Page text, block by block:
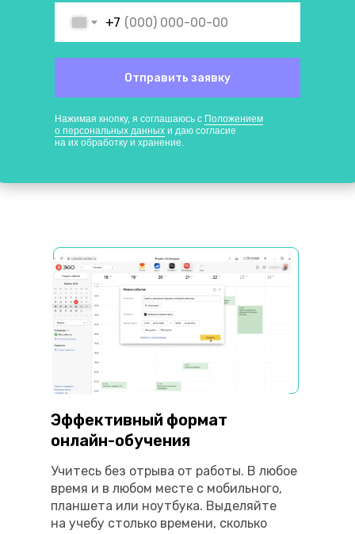
+7
Отправить заявку
Нажимая кнопку, я соглашаюсь с Положением
о персональных данных и даю согласие
на их обработку и хранение.
Эффективный формат
онлайн-обучения
Учитесь без отрыва от работы. В любое
время и в любом месте с мобильного,
планшета или ноутбука. Выделяйте
на учебу столько времени, сколько